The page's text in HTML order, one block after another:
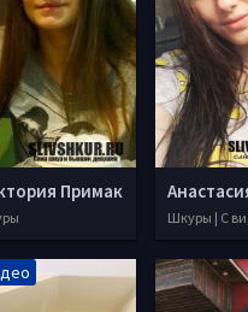
Примак
Шкуры | С